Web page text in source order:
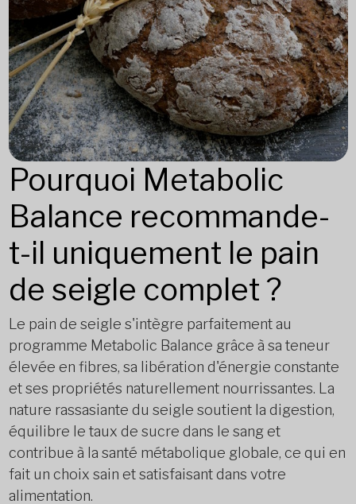
Pourquoi Metabolic
Balance recommande-
t-il uniquement le pain
de seigle complet ?
Le pain de seigle s'intègre parfaitement au
programme Metabolic Balance grâce à sa teneur
élevée en fibres, sa libération d'énergie constante
et ses propriétés naturellement nourrissantes. La
nature rassasiante du seigle soutient la digestion,
équilibre le taux de sucre dans le sang et
contribue à la santé métabolique globale, ce qui en
fait un choix sain et satisfaisant dans votre
alimentation.